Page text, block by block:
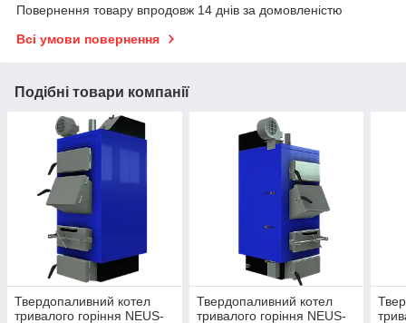
Повернення товару впродовж 14 днів за домовленістю
Всі умови повернення
Подібні товари компанії
Твердопаливний котел
тривалого горіння NEUS-
Твердопаливний котел
тривалого горіння NEUS-